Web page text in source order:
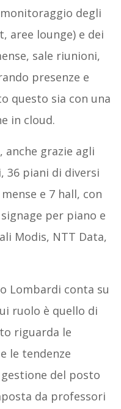
degli
aree lounge) e dei
sale riunioni,
presenze e
questo sia con una
in cloud.
grazie agli
36 piani di diversi
e 7 hall, con
per piano e
Modis, NTT Data,
Lombardi conta su
ruolo è quello di
riguarda le
le tendenze
del posto
da professori